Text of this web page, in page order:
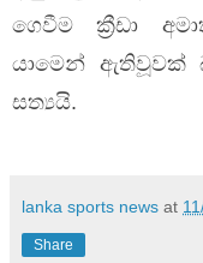
ගෙවීම ක්‍රීඩා
යාමෙන්
සත්‍යයි.
lanka sports news at
Share